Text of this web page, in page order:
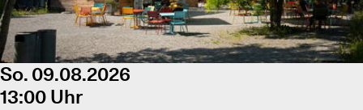
So. 09.08.2026
13:00 Uhr